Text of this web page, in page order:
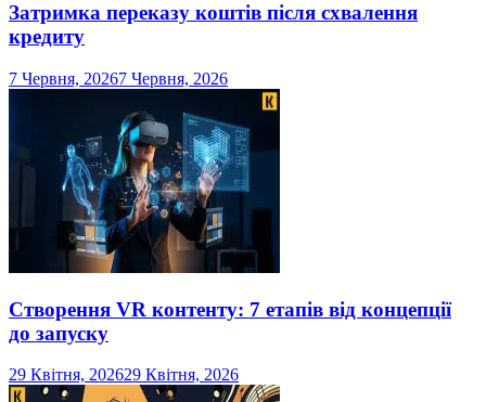
Затримка переказу коштів після схвалення
кредиту
7 Червня, 20267 Червня, 2026
Створення VR контенту: 7 етапів від концепції
до запуску
29 Квітня, 202629 Квітня, 2026